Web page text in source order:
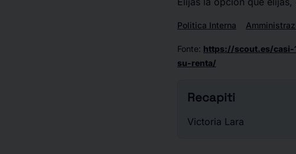
Politica Interna
Fonte: https://scout.es/casi-
su-renta/
Recapiti
Victoria Lara